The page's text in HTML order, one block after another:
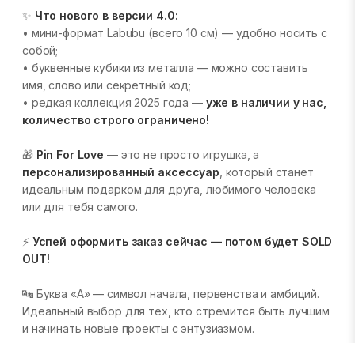
✨ Что нового в версии 4.0:
• мини-формат Labubu (всего 10 см) — удобно носить с
собой;
• буквенные кубики из металла — можно составить
имя, слово или секретный код;
• редкая коллекция 2025 года — уже в наличии у нас,
количество строго ограничено!
🎁 Pin For Love — это не просто игрушка, а
персонализированный аксессуар , который станет
идеальным подарком для друга, любимого человека
или для тебя самого.
⚡ Успей оформить заказ сейчас — потом будет SOLD
OUT!
🔤 Буква «A» — символ начала, первенства и амбиций.
Идеальный выбор для тех, кто стремится быть лучшим
и начинать новые проекты с энтузиазмом.